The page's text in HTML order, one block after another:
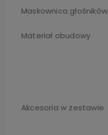
Maskownica głośników
Materiał obudowy
Akcesoria w zestawie